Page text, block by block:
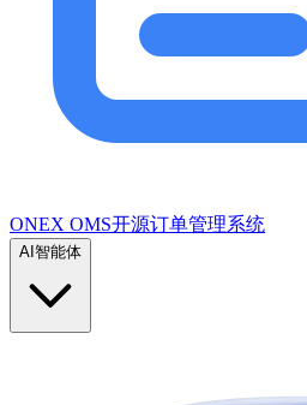
ONEX OMS开源订单管理系统
AI智能体